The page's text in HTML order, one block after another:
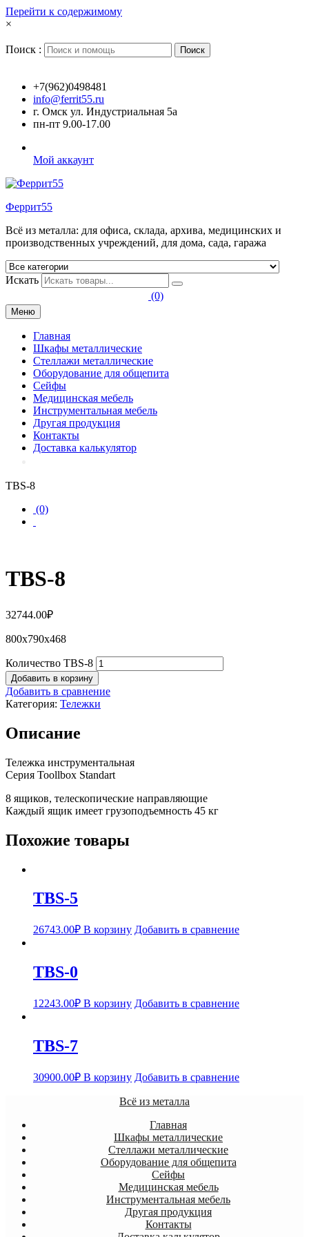
Перейти к содержимому
×
Поиск : Поиск
+7(962)0498481
info@ferrit55.ru
г. Омск ул. Индустриальная 5а
пн-пт 9.00-17.00
Мой аккаунт
Феррит55
Всё из металла: для офиса, склада, архива, медицинских и
производственных учреждений, для дома, сада, гаража
Искать
(0)
Меню
Главная
Шкафы металлические
Стеллажи металлические
Оборудование для общепита
Сейфы
Медицинская мебель
Инструментальная мебель
Другая продукция
Контакты
Доставка калькулятор
TBS-8
(0)
TBS-8
32744.00₽
800x790x468
Количество TBS-8
Добавить в корзину
Добавить в сравнение
Категория: Тележки
Описание
Тележка инструментальная
Серия Toollbox Standart
8 ящиков, телескопические направляющие
Каждый ящик имеет грузоподъемность 45 кг
Похожие товары
TBS-5
26743.00₽ В корзину Добавить в сравнение
TBS-0
12243.00₽ В корзину Добавить в сравнение
TBS-7
30900.00₽ В корзину Добавить в сравнение
Всё из металла
Главная
Шкафы металлические
Стеллажи металлические
Оборудование для общепита
Сейфы
Медицинская мебель
Инструментальная мебель
Другая продукция
Контакты